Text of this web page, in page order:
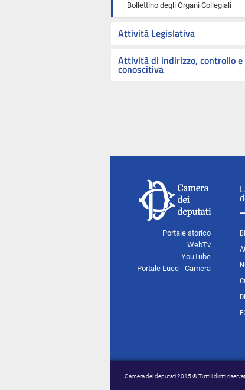
Bollettino degli Organi Collegiali
Attività Legislativa
Attività di indirizzo, controllo e
conoscitiva
Portale storico
WebTv
YouTube
Portale Luce - Camera
Camera dei deputati 2015 © Tutti i diritti